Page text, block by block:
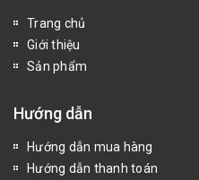
Trang chủ
Giới thiệu
Sản phẩm
Hướng dẫn
Hướng dẫn mua hàng
Hướng dẫn thanh toán